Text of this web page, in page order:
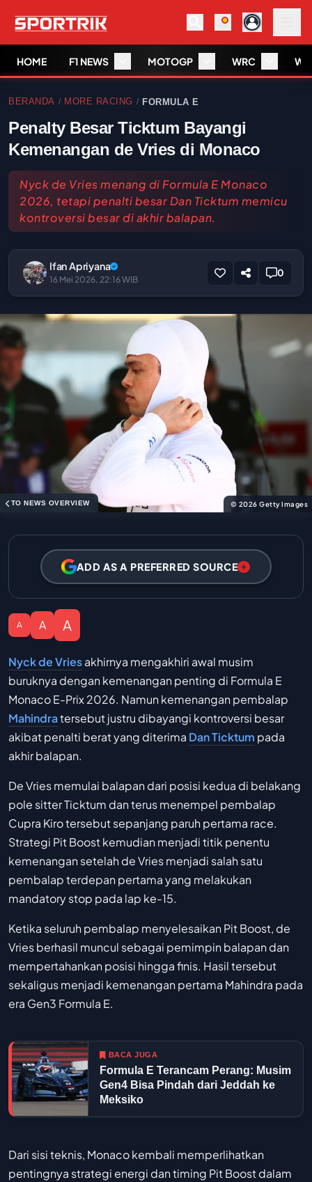
HOME F1 NEWS MOTOGP WRC
BERANDA / MORE RACING / FORMULA E
Penalty Besar Ticktum Bayangi
Kemenangan de Vries di Monaco
Nyck de Vries menang di Formula E Monaco
2026, tetapi penalti besar Dan Ticktum memicu
kontroversi besar di akhir balapan.
Ifan Apriyana
16 Mei 2026, 22:16 WIB
0
TO NEWS OVERVIEW © 2026 Getty Images
ADD AS A PREFERRED SOURCE
A A A
Nyck de Vriesakhirnya mengakhiri awal musim
buruknya dengan kemenangan penting di Formula E
Monaco E-Prix 2026. Namun kemenangan pembalap
Mahindratersebut justru dibayangi kontroversi besar
akibat penalti berat yang diterima Dan Ticktum pada
akhir balapan.
De Vries memulai balapan dari posisi kedua di belakang
pole sitter Ticktum dan terus menempel pembalap
Cupra Kiro tersebut sepanjang paruh pertama race.
Strategi Pit Boost kemudian menjadi titik penentu
kemenangan setelah de Vries menjadi salah satu
pembalap terdepan pertama yang melakukan
mandatory stop pada lap ke-15.
Ketika seluruh pembalap menyelesaikan Pit Boost, de
Vries berhasil muncul sebagai pemimpin balapan dan
mempertahankan posisi hingga finis. Hasil tersebut
sekaligus menjadi kemenangan pertama Mahindra pada
era Gen3 Formula E.
BACA JUGA
Formula E Terancam Perang: Musim
Gen4 Bisa Pindah dari Jeddah ke
Meksiko
Dari sisi teknis, Monaco kembali memperlihatkan
pentingnya strategi energi dan timing Pit Boost dalam